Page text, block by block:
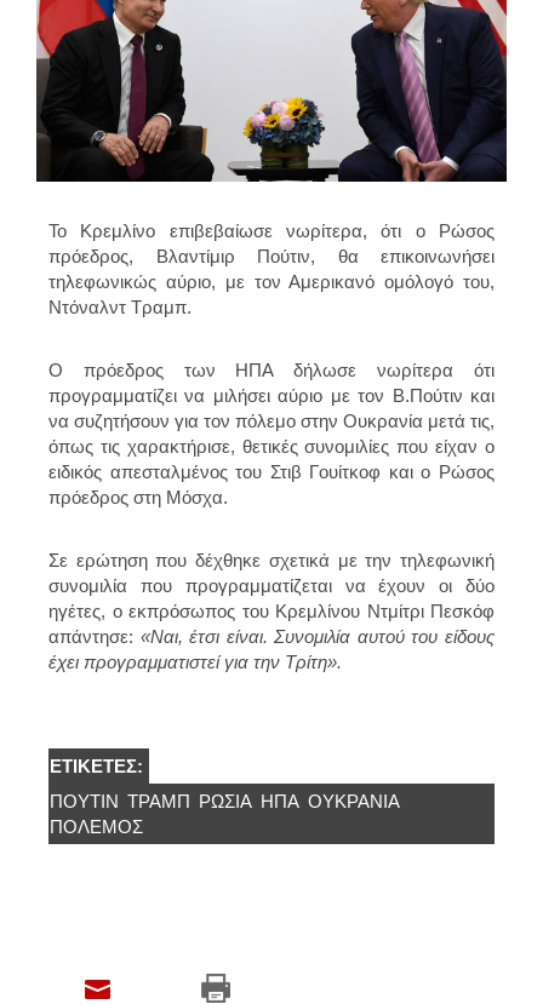
Το Κρεμλίνο επιβεβαίωσε νωρίτερα, ότι ο Ρώσος
πρόεδρος, Βλαντίμιρ Πούτιν, θα επικοινωνήσει
τηλεφωνικώς αύριο, με τον Αμερικανό ομόλογό του,
Ντόναλντ Τραμπ.
Ο πρόεδρος των ΗΠΑ δήλωσε νωρίτερα ότι
προγραμματίζει να μιλήσει αύριο με τον Β.Πούτιν και
να συζητήσουν για τον πόλεμο στην Ουκρανία μετά τις,
όπως τις χαρακτήρισε, θετικές συνομιλίες που είχαν ο
ειδικός απεσταλμένος του Στιβ Γουίτκοφ και ο Ρώσος
πρόεδρος στη Μόσχα.
Σε ερώτηση που δέχθηκε σχετικά με την τηλεφωνική
συνομιλία που προγραμματίζεται να έχουν οι δύο
ηγέτες, ο εκπρόσωπος του Κρεμλίνου Ντμίτρι Πεσκόφ
απάντησε: «Ναι, έτσι είναι. Συνομιλία αυτού του είδους
έχει προγραμματιστεί για την Τρίτη».
ΕΤΙΚΈΤΕΣ:
ΠΟΎΤΙΝ ΤΡΑΜΠ ΡΩΣΊΑ ΗΠΑ ΟΥΚΡΑΝΊΑ
ΠΌΛΕΜΟΣ